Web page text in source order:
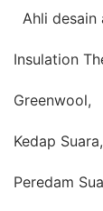
Ahli desain
Insulation
Greenwool,
Kedap Suara,
Peredam